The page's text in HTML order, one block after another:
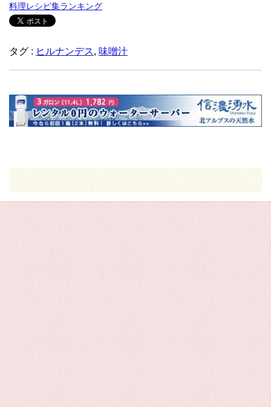
料理レシピ集ランキング
タグ : ヒルナンデス, 味噌汁